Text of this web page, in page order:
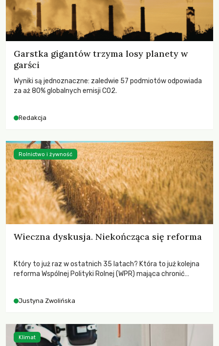
Garstka gigantów trzyma losy planety w
garści
Wyniki są jednoznaczne: zaledwie 57 podmiotów odpowiada
za aż 80% globalnych emisji CO2.
Redakcja
Wieczna dyskusja. Niekończąca się reforma
Który to już raz w ostatnich 35 latach? Która to już kolejna
reforma Wspólnej Polityki Rolnej (WPR) mająca chronić
Justyna Zwolińska
Rolnictwo i żywność
Klimat